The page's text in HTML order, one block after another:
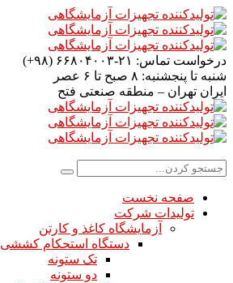
درخواست تماس: ۲۱-۶۶۸۰۴۰۰۳ (۹۸+)
شنبه تا پنجشنبه: ۸ صبح تا ۶ عصر
ایران تهران – منطقه صنعتی فتح
صفحه نخست
تولیدات شرکت
آزمایشگاه کاغذ و کارتن
دستگاه استحکام کششی
تک ستونه
دو ستونه